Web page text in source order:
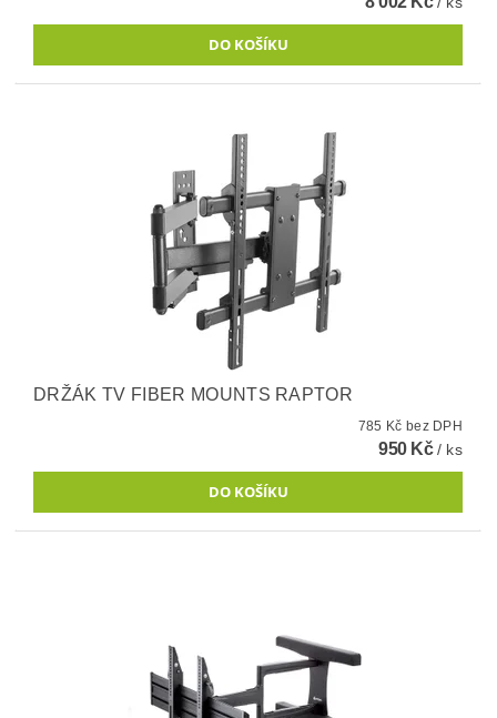
DRŽÁK TV FIBER MOUNTS RAPTOR
785 Kč bez DPH
950 Kč/ ks